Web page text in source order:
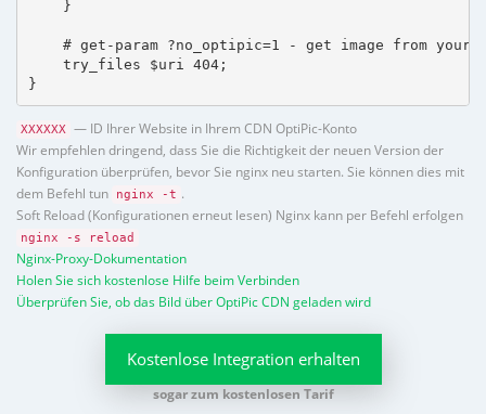
    }
# get-param ?no_optipic=1 - get image from your
    try_files $uri 404;
}
XXXXXX
— ID Ihrer Website in Ihrem CDN OptiPic-Konto
Wir empfehlen dringend, dass Sie die Richtigkeit der neuen Version der
Konfiguration überprüfen, bevor Sie nginx neu starten. Sie können dies mit
dem Befehl tun
nginx -t .
Soft Reload (Konfigurationen erneut lesen) Nginx kann per Befehl erfolgen
nginx -s reload
Nginx-Proxy-Dokumentation
Holen Sie sich kostenlose Hilfe beim Verbinden
Überprüfen Sie, ob das Bild über OptiPic CDN geladen wird
Kostenlose Integration erhalten
sogar zum kostenlosen Tarif